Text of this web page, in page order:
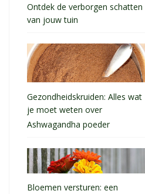
Ontdek de verborgen schatten
van jouw tuin
Gezondheidskruiden: Alles wat
je moet weten over
Ashwagandha poeder
Bloemen versturen: een